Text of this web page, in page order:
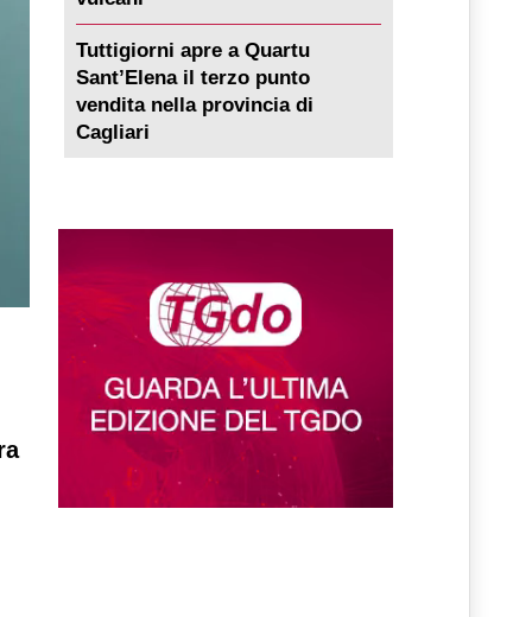
Tuttigiorni apre a Quartu
Sant’Elena il terzo punto
vendita nella provincia di
Cagliari